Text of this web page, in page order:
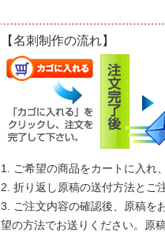
【名刺制作の流れ】
ご希望の商品をカートに入れ
折り返し原稿の送付方法とご
ご注文内容の確認後、原稿を
望の方法でお送りください。原